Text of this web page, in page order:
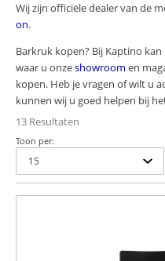
Wij zijn officiële dealer van de
on.
Barkruk kopen? Bij Kaptino
waar u onzeshowroom en
kopen. Heb je vragen of wilt u
kunnen wij u goed helpen bij
13 Resultaten
Toon per: